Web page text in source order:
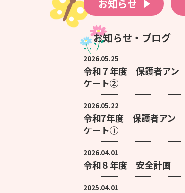
お知らせ
お知らせ・ブログ
2026.05.25
令和７年度 保護者アン
ケート②
2026.05.22
令和7年度 保護者アン
ケート①
2026.04.01
令和８年度 安全計画
2025.04.01